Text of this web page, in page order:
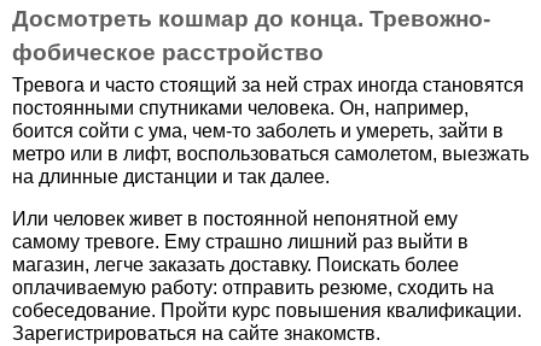
Досмотреть кошмар до конца. Тревожно-
фобическое расстройство
Тревога и часто стоящий за ней страх иногда становятся
постоянными спутниками человека. Он, например,
боится сойти с ума, чем-то заболеть и умереть, зайти в
метро или в лифт, воспользоваться самолетом, выезжать
на длинные дистанции и так далее.
Или человек живет в постоянной непонятной ему
самому тревоге. Ему страшно лишний раз выйти в
магазин, легче заказать доставку. Поискать более
оплачиваемую работу: отправить резюме, сходить на
собеседование. Пройти курс повышения квалификации.
Зарегистрироваться на сайте знакомств.